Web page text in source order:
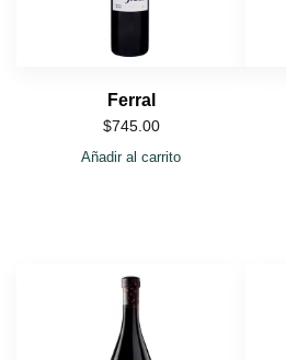
Ferral
$745.00
Añadir al carrito